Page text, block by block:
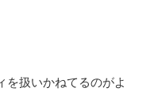
を扱いかねてるのがよ